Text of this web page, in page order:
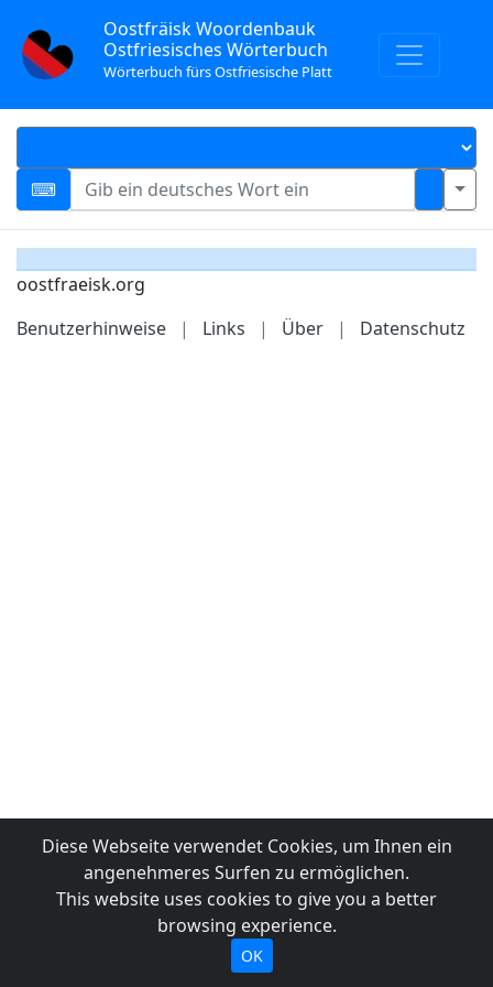
Oostfräisk Woordenbauk
Ostfriesisches Wörterbuch
Wörterbuch fürs Ostfriesische Platt
oostfraeisk.org
Benutzerhinweise
| Links | Über | Datenschutz
Diese Webseite verwendet Cookies, um Ihnen ein
angenehmeres Surfen zu ermöglichen.
This website uses cookies to give you a better
browsing experience.
OK